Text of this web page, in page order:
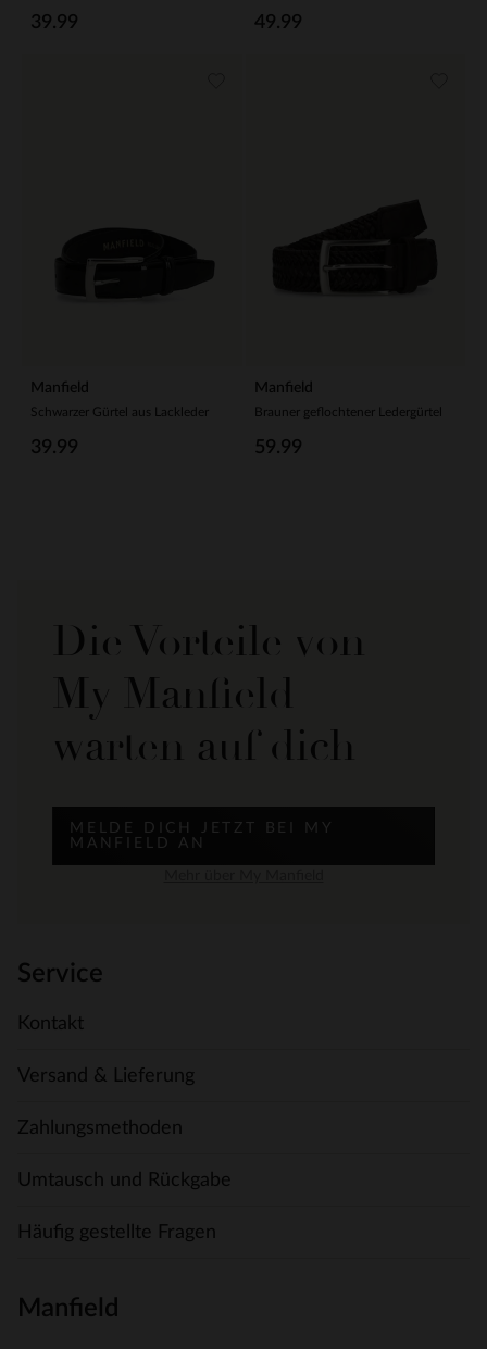
39.99 49.99
Manfield
Schwarzer Gürtel aus Lackleder
39.99
Manfield
Brauner geflochtener Ledergürtel
59.99
Die Vorteile von
My Manfield
warten auf dich
MELDE DICH JETZT BEI MY
MANFIELD AN
Service
Kontakt
Versand & Lieferung
Zahlungsmethoden
Umtausch und Rückgabe
Häufig gestellte Fragen
Manfield